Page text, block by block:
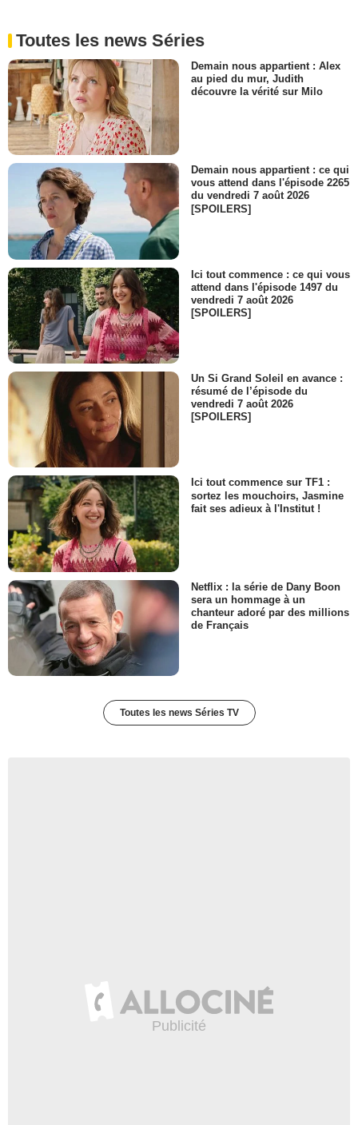
Toutes les news Séries
Demain nous appartient : Alex
au pied du mur, Judith
découvre la vérité sur Milo
Demain nous appartient : ce qui
vous attend dans l'épisode 2265
du vendredi 7 août 2026
[SPOILERS]
Ici tout commence : ce qui vous
attend dans l'épisode 1497 du
vendredi 7 août 2026
[SPOILERS]
Un Si Grand Soleil en avance :
résumé de l’épisode du
vendredi 7 août 2026
[SPOILERS]
Ici tout commence sur TF1 :
sortez les mouchoirs, Jasmine
fait ses adieux à l'Institut !
Netflix : la série de Dany Boon
sera un hommage à un
chanteur adoré par des millions
de Français
Toutes les news Séries TV